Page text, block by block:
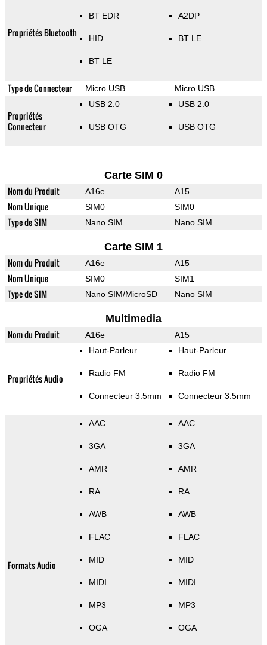
Propriétés Bluetooth
BT EDR
HID
BT LE
A2DP
BT LE
Type de Connecteur Micro USB Micro USB
Propriétés
Connecteur
USB 2.0
USB OTG
USB 2.0
USB OTG
Carte SIM 0
Nom du Produit A16e A15
Nom Unique SIM0 SIM0
Type de SIM Nano SIM Nano SIM
Carte SIM 1
Nom du Produit A16e A15
Nom Unique SIM0 SIM1
Type de SIM Nano SIM/MicroSD Nano SIM
Multimedia
Nom du Produit A16e A15
Propriétés Audio
Haut-Parleur
Radio FM
Connecteur 3.5mm
Haut-Parleur
Radio FM
Connecteur 3.5mm
Formats Audio
AAC
3GA
AMR
RA
AWB
FLAC
MID
MIDI
MP3
OGA
AAC
3GA
AMR
RA
AWB
FLAC
MID
MIDI
MP3
OGA